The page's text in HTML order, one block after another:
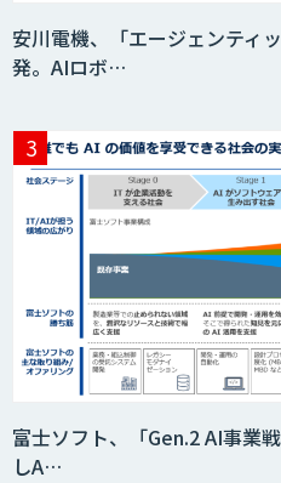
安川電機、「エージェンティ
発。AIロボ…
富士ソフト、「Gen.2 AI事業
しA…